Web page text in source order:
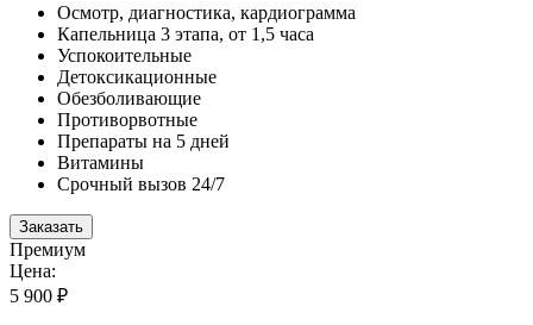
Осмотр, диагностика, кардиограмма
Капельница 3 этапа, от 1,5 часа
Успокоительные
Детоксикационные
Обезболивающие
Противорвотные
Препараты на 5 дней
Витамины
Срочный вызов 24/7
Заказать
Премиум
Цена:
5 900 ₽